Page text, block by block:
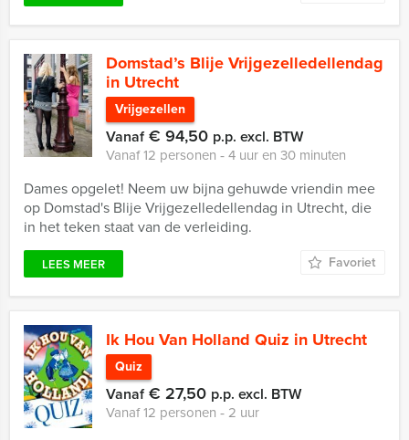
Domstad’s Blije Vrijgezelledellendag
in Utrecht
Vrijgezellen
Vanaf€ 94,50 p.p. excl. BTW
Vanaf 12 personen ‐ 4 uur en 30 minuten
Dames opgelet! Neem uw bijna gehuwde vriendin mee
op Domstad's Blije Vrijgezelledellendag in Utrecht, die
in het teken staat van de verleiding.
LEES MEER Favoriet
Ik Hou Van Holland Quiz in Utrecht
Quiz
Vanaf€ 27,50 p.p. excl. BTW
Vanaf 12 personen ‐ 2 uur